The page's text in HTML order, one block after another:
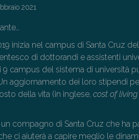
2021
inizia nel campus di Santa Cruz
di dottorandi e assistenti
campus del sistema di università
aggiornamento dei loro stipendi
della vita (in inglese,cost of
compagno di Santa Cruz che ha
ci aiuterà a capire meglio le